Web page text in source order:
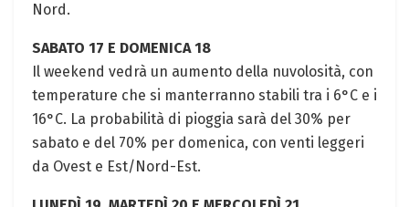
Nord.
SABATO 17 E DOMENICA 18
Il weekend vedrà un aumento della nuvolosità, con
temperature che si manterranno stabili tra i 6°C e i
16°C. La probabilità di pioggia sarà del 30% per
sabato e del 70% per domenica, con venti leggeri
da Ovest e Est/Nord-Est.